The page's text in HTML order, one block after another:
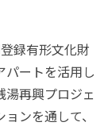
録有形文化財
パートを活用し
再興プロジェ
ンを通して、